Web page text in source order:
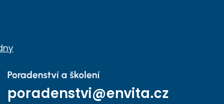
Poradenství a školení
poradenstvi@envita.cz